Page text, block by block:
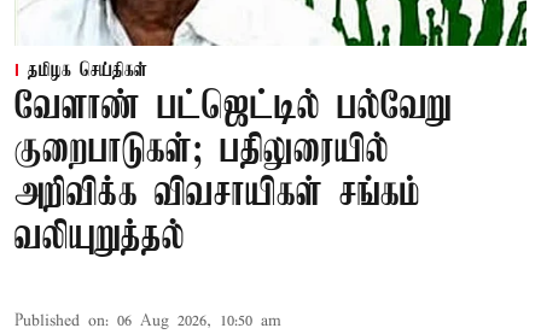
தமிழக செய்திகள்
வேளாண் பட்ஜெட்டில் பல்வேறு
குறைபாடுகள்; பதிலுரையில்
அறிவிக்க விவசாயிகள் சங்கம்
வலியுறுத்தல்
Published on: 06 Aug 2026, 10:50 am